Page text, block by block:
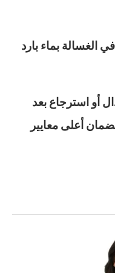
الغسالة بماء بارد
أو استرجاع بعد
أعلى معايير